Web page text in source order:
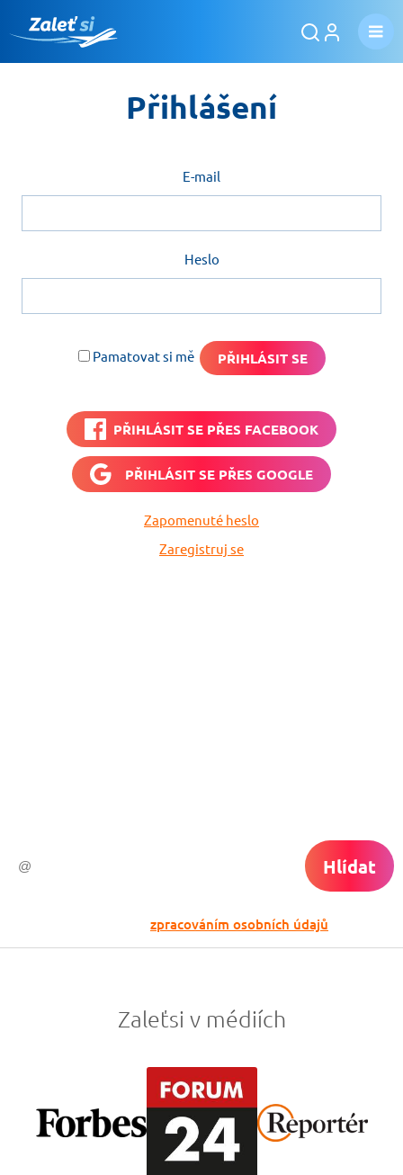
Přihlášení
E-mail
Heslo
Pamatovat si mě
PŘIHLÁSIT SE PŘES FACEBOOK
PŘIHLÁSIT SE PŘES GOOGLE
Zapomenuté heslo
Zaregistruj se
Hlídat
zpracováním osobních údajů
Zaleťsi v médiích